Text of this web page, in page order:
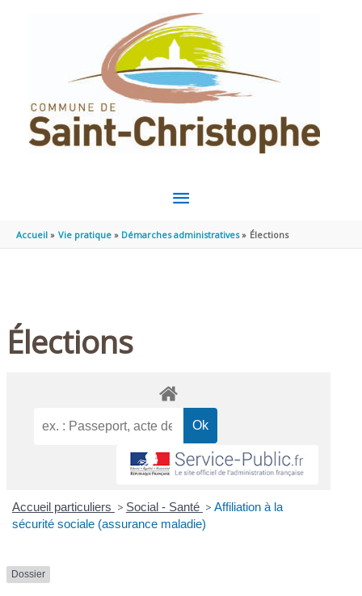
MENU
PRINCIPAL
Accueil Vie pratique Démarches administratives Élections
Élections
Accueil particuliers > Social - Santé > Affiliation à la
sécurité sociale (assurance maladie)
Dossier